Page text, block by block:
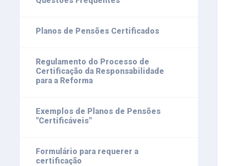
Planos de Pensões Certificados
Regulamento do Processo de
Certificação da Responsabilidade
para a Reforma
Exemplos de Planos de Pensões
"Certificáveis"
Formulário para requerer a
certificação